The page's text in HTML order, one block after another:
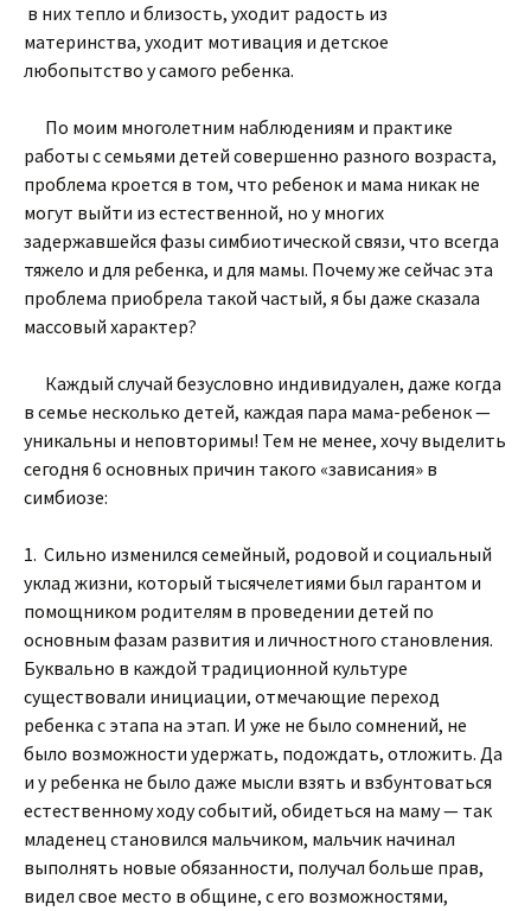
в них тепло и близость, уходит радость из
материнства, уходит мотивация и детское
любопытство у самого ребенка.
По моим многолетним наблюдениям и практике
работы с семьями детей совершенно разного возраста,
проблема кроется в том, что ребенок и мама никак не
могут выйти из естественной, но у многих
задержавшейся фазы симбиотической связи, что всегда
тяжело и для ребенка, и для мамы. Почему же сейчас эта
проблема приобрела такой частый, я бы даже сказала
массовый характер?
Каждый случай безусловно индивидуален, даже когда
в семье несколько детей, каждая пара мама-ребенок —
уникальны и неповторимы! Тем не менее, хочу выделить
сегодня 6 основных причин такого «зависания» в
симбиозе:
1. Сильно изменился семейный, родовой и социальный
уклад жизни, который тысячелетиями был гарантом и
помощником родителям в проведении детей по
основным фазам развития и личностного становления.
Буквально в каждой традиционной культуре
существовали инициации, отмечающие переход
ребенка с этапа на этап. И уже не было сомнений, не
было возможности удержать, подождать, отложить. Да
и у ребенка не было даже мысли взять и взбунтоваться
естественному ходу событий, обидеться на маму — так
младенец становился мальчиком, мальчик начинал
выполнять новые обязанности, получал больше прав,
видел свое место в общине, с его возможностями,